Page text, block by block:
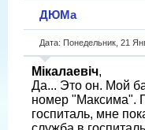
ДЮМа
Дата: Понедельник, 21
Мікалаевіч,
Да... Это он. Мой
номер "Максима".
госпиталь, мне